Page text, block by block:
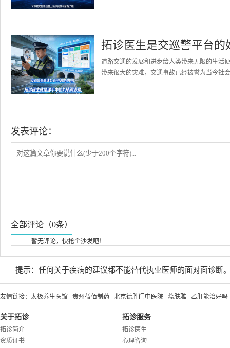
拓诊医生是交巡警平台的
道路交通的发展和进步给人类带来无限的生活
带来很大的灾难，交通事故已经被誉为当今社
发表评论：
全部评论（0条）
暂无评论，快抢个沙发吧！
提示：任何关于疾病的建议都不能替代执业医师的面对面诊断
友情链接： 太极养生医馆 贵州益佰制药 北京德胜门中医院 蕊肤雅 乙肝能治好吗
关于拓诊
拓诊简介
资质证书
拓诊服务
拓诊医生
心理咨询